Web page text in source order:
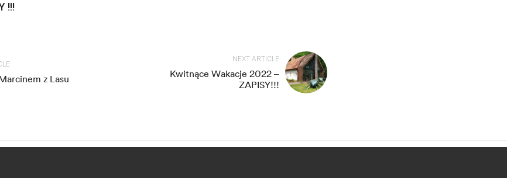
!!!
z Lasu
NEXT ARTICLE
Kwitnące Wakacje 2022 –
ZAPISY!!!